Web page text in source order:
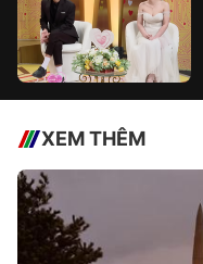
XEM THÊM